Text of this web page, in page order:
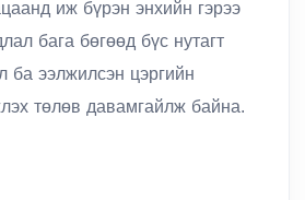
иж бүрэн энхийн гэрээ
бага бөгөөд бүс нутагт
ба ээлжилсэн цэргийн
төлөв давамгайлж байна.